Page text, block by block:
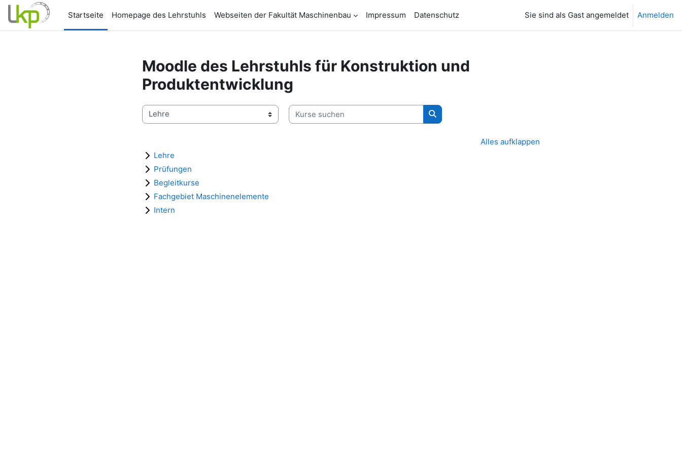
Zum Hauptinhalt
Startseite
Homepage des Lehrstuhls Webseiten der Fakultät Maschinenbau Impressum Datenschutz Sie sind als Gast angemeldet Anmelden
Moodle des Lehrstuhls für Konstruktion und
Produktentwicklung
Kursbereiche
Kurse suchen
Kurse suchen
Alles aufklappen
Lehre
Prüfungen
Begleitkurse
Fachgebiet Maschinenelemente
Intern